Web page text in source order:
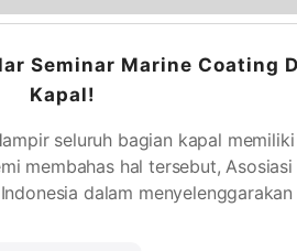
Seminar Marine
Kapal!
seluruh bagian kapal
membahas hal tersebut,
dalam